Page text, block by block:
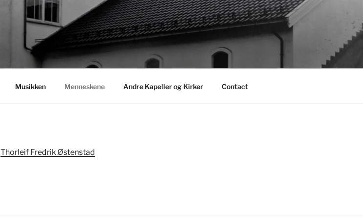
Musikken Menneskene Andre Kapeller og Kirker Contact
Thorleif Fredrik Østenstad